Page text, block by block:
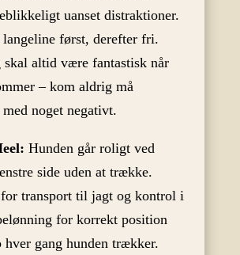
uanset distraktioner.
først, derefter fri.
skal altid være fantastisk når
– kom aldrig må
med noget negativt.
Hunden går roligt ved
side uden at trække.
transport til jagt og kontrol i
for korrekt position
hver gang hunden trækker.